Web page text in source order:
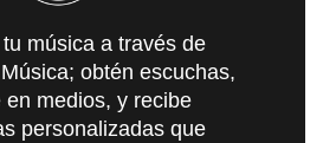
música a través de
obtén escuchas,
en medios, y recibe
personalizadas que